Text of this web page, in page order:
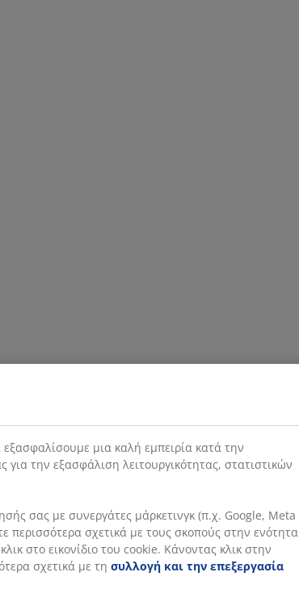
μια καλή εμπειρία κατά την
την εξασφάλιση λειτουργικότητας, στατιστικών
σας με συνεργάτες μάρκετινγκ (π.χ. Google, Meta
περισσότερα σχετικά με τους σκοπούς στην ενότητα
στο εικονίδιο του cookie. Κάνοντας κλικ στην
σχετικά με τη συλλογή και την επεξεργασία